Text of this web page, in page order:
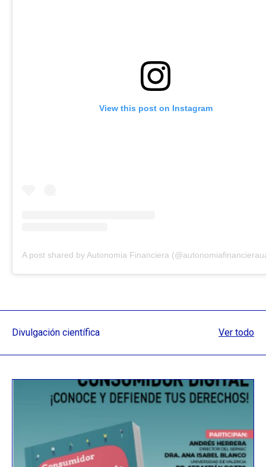
View this post on Instagram
A post shared by Autonomia Financiera
Divulgación científica Ver todo